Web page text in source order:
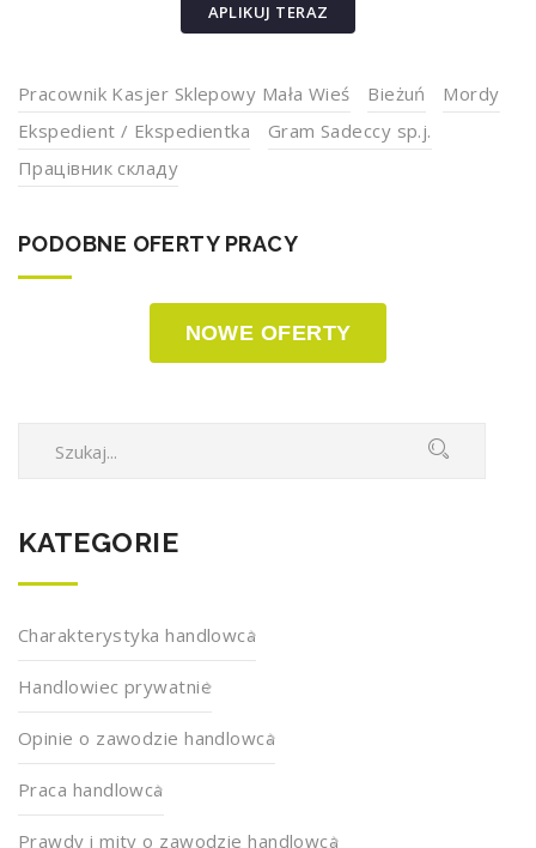
APLIKUJ TERAZ
Pracownik Kasjer Sklepowy Mała Wieś Bieżuń
Mordy
Ekspedient / Ekspedientka
Gram Sadeccy sp.j.
Працівник складу
PODOBNE OFERTY PRACY
NOWE OFERTY
KATEGORIE
Charakterystyka handlowca
Handlowiec prywatnie
Opinie o zawodzie handlowca
Praca handlowca
Prawdy i mity o zawodzie handlowca